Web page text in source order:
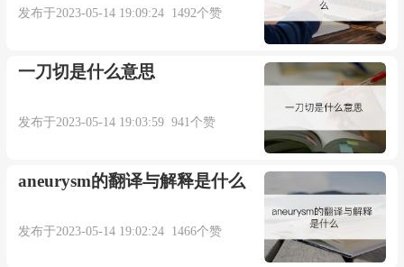
发布于2023-05-14 19:09:24 1492个赞
一刀切是什么意思
发布于2023-05-14 19:03:59 941个赞
aneurysm的翻译与解释是什么
发布于2023-05-14 19:02:24 1466个赞